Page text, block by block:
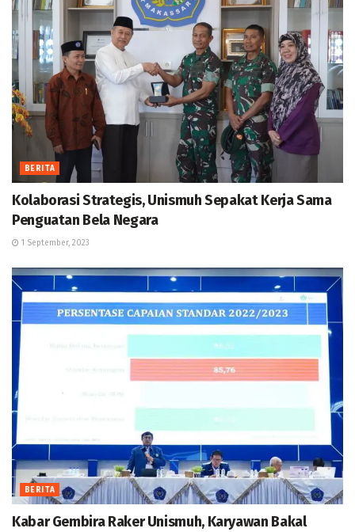
BERITA
Kolaborasi Strategis, Unismuh Sepakat Kerja Sama
Penguatan Bela Negara
1 September, 2023
BERITA
Kabar Gembira Raker Unismuh, Karyawan Bakal